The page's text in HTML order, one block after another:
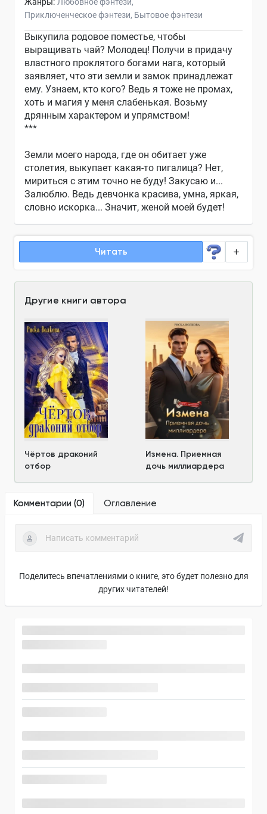
Жанры: Любовное фэнтези
Приключенческое фэнтези Бытовое фэнтези
Выкупила родовое поместье, чтобы
выращивать чай? Молодец! Получи в придачу
властного проклятого богами нага, который
заявляет, что эти земли и замок принадлежат
ему. Узнаем, кто кого? Ведь я тоже не промах,
хоть и магия у меня слабенькая. Возьму
дрянным характером и упрямством!
***
Земли моего народа, где он обитает уже
столетия, выкупает какая-то пигалица? Нет,
мириться с этим точно не буду! Закусаю и...
Залюблю. Ведь девчонка красива, умна, яркая,
словно искорка... Значит, женой моей будет!
Читать
Другие книги автора
Чёртов драконий
отбор
Измена. Приемная
дочь миллиардера
Комментарии (0) Оглавление
Поделитесь впечатлениями о книге, это будет полезно для
других читателей!